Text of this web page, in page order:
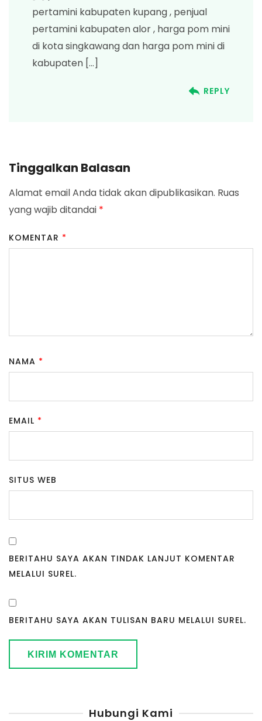
pertamini kabupaten kupang , penjual
pertamini kabupaten alor , harga pom mini
di kota singkawang dan harga pom mini di
kabupaten […]
REPLY
Tinggalkan Balasan
Alamat email Anda tidak akan dipublikasikan. Ruas
yang wajib ditandai *
KOMENTAR *
NAMA *
EMAIL *
SITUS WEB
BERITAHU SAYA AKAN TINDAK LANJUT KOMENTAR
MELALUI SUREL.
BERITAHU SAYA AKAN TULISAN BARU MELALUI SUREL.
Hubungi Kami